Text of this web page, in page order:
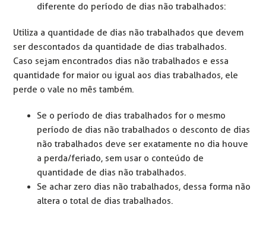
diferente do período de dias não trabalhados:
Utiliza a quantidade de dias não trabalhados que devem
ser descontados da quantidade de dias trabalhados.
Caso sejam encontrados dias não trabalhados e essa
quantidade for maior ou igual aos dias trabalhados, ele
perde o vale no mês também.
Se o período de dias trabalhados for o mesmo
período de dias não trabalhados o desconto de dias
não trabalhados deve ser exatamente no dia houve
a perda/feriado, sem usar o conteúdo de
quantidade de dias não trabalhados.
Se achar zero dias não trabalhados, dessa forma não
altera o total de dias trabalhados.